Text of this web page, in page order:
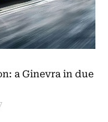
a Ginevra in due